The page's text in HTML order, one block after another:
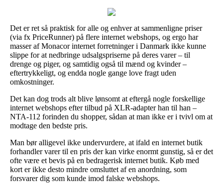
Det er ret så praktisk for alle og enhver at sammenligne priser
(via fx PriceRunner) på flere internet webshops, og ergo har
masser af Monacor internet forretninger i Danmark ikke kunne
slippe for at nedbringe udsalgspriserne på deres varer – til
drenge og piger, og samtidig også til mænd og kvinder –
eftertrykkeligt, og endda nogle gange love fragt uden
omkostninger.
Det kan dog trods alt blive lønsomt at eftergå nogle forskellige
internet webshops efter tilbud på XLR-adapter han til han –
NTA-112 forinden du shopper, sådan at man ikke er i tvivl om at
modtage den bedste pris.
Man bør alligevel ikke undervurdere, at ifald en internet butik
forhandler varer til en pris der kan virke enormt gunstig, så er det
ofte være et bevis på en bedragerisk internet butik. Køb med
kort er ikke desto mindre omsluttet af en anordning, som
forsvarer dig som kunde imod falske webshops.